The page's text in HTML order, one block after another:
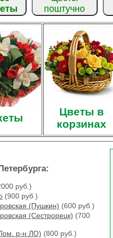
поштучно
Цветы в
корзинах
руб.)
(900 руб.)
(Пушкин) (600 руб.)
(Сестрорецк) (700
р-н ЛО) (800 руб.)